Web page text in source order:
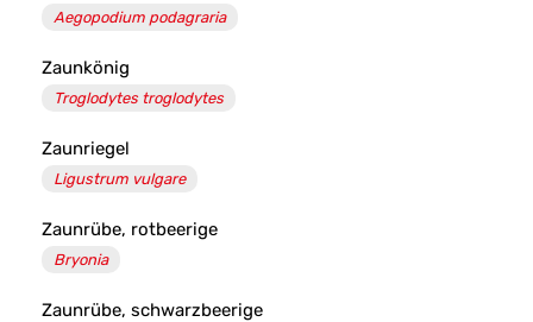
Aegopodium podagraria
Zaunkönig
Troglodytes troglodytes
Zaunriegel
Ligustrum vulgare
Zaunrübe, rotbeerige
Bryonia
Zaunrübe, schwarzbeerige